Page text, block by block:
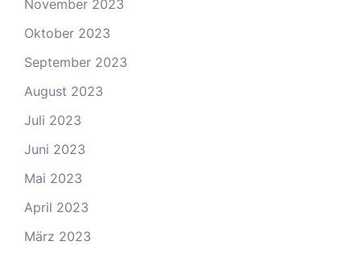
November 2023
Oktober 2023
September 2023
August 2023
Juli 2023
Juni 2023
Mai 2023
April 2023
März 2023